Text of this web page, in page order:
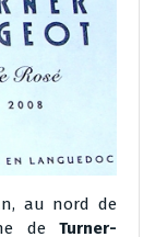
au nord de
de Turner-